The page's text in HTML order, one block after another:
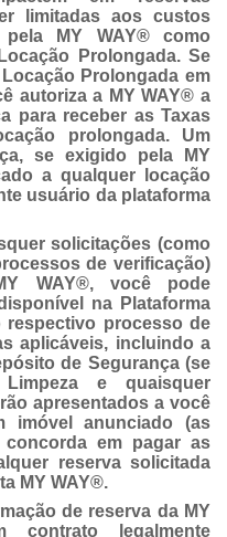
limitadas aos custos
MY WAY® como
Prolongada. Se
Prolongada em
autoriza a MY WAY® a
para receber as Taxas
prolongada. Um
se exigido pela MY
a qualquer locação
usuário da plataforma
solicitações (como
de verificação)
WAY®, você pode
na Plataforma
respectivo processo de
aplicáveis, incluindo a
de Segurança (se
e quaisquer
apresentados a você
imóvel anunciado (as
concorda em pagar as
reserva solicitada
MY WAY®.
de reserva da MY
contrato legalmente